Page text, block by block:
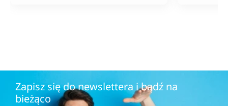
Zapisz się do newslettera i bądź na
bieżąco